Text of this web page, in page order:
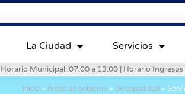
La Ciudad Servicios
Horario Municipal: 07:00 a 13:00 | Horario
Inicio » Áreas de gobierno » Discapacidad »